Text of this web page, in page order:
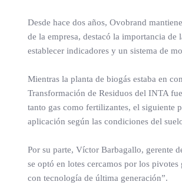
Desde hace dos años, Ovobrand
de la empresa, destacó la importancia
establecer indicadores y un sistema de
Mientras la planta de biogás estaba en
Transformación de Residuos del INTA
tanto gas como fertilizantes, el siguiente
aplicación según las condiciones del
Por su parte, Víctor Barbagallo, gerente
se optó en lotes cercamos por los
con tecnología de última generación”.